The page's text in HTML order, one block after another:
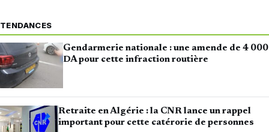
TENDANCES
Gendarmerie nationale : une amende de 4 000
DA pour cette infraction routière
Retraite en Algérie : la CNR lance un rappel
important pour cette catérorie de personnes